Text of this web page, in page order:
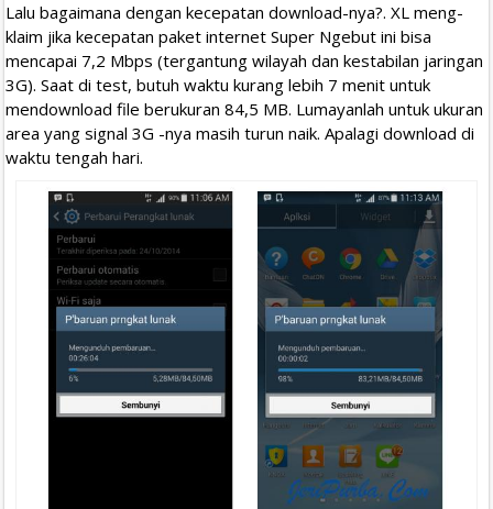
Lalu bagaimana dengan kecepatan download-nya?. XL meng-
klaim jika kecepatan paket internet Super Ngebut ini bisa
mencapai 7,2 Mbps (tergantung wilayah dan kestabilan jaringan
3G). Saat di test, butuh waktu kurang lebih 7 menit untuk
mendownload file berukuran 84,5 MB. Lumayanlah untuk ukuran
area yang signal 3G -nya masih turun naik. Apalagi download di
waktu tengah hari.